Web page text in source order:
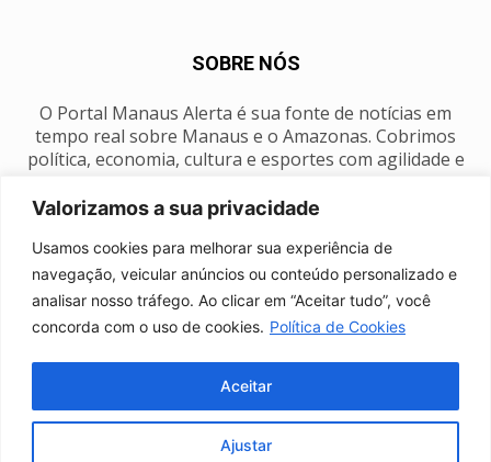
Valorizamos a sua privacidade
Usamos cookies para melhorar sua experiência de
navegação, veicular anúncios ou conteúdo personalizado e
analisar nosso tráfego. Ao clicar em “Aceitar tudo”, você
concorda com o uso de cookies. Política de Cookies
Ajustar
Aceitar
SOBRE NÓS
O Portal Manaus Alerta é sua fonte de notícias em
tempo real sobre Manaus e o Amazonas. Cobrimos
política, economia, cultura e esportes com agilidade e
SIGA-NOS